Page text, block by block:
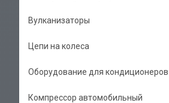
Вулканизаторы
Цепи на колеса
Оборудование для кондиционеров
Компрессор автомобильный